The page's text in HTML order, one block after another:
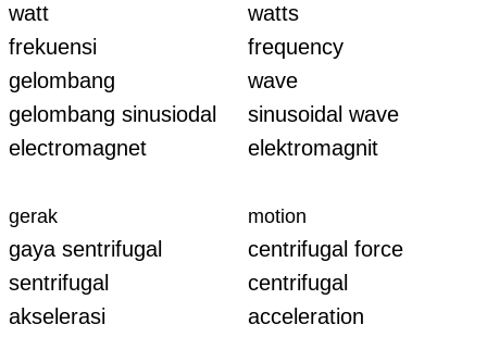
watt
watts
frekuensi
frequency
gelombang
wave
gelombang sinusiodal
sinusoidal wave
electromagnet
elektromagnit
gerak motion
gaya sentrifugal
centrifugal force
sentrifugal
centrifugal
akselerasi
acceleration